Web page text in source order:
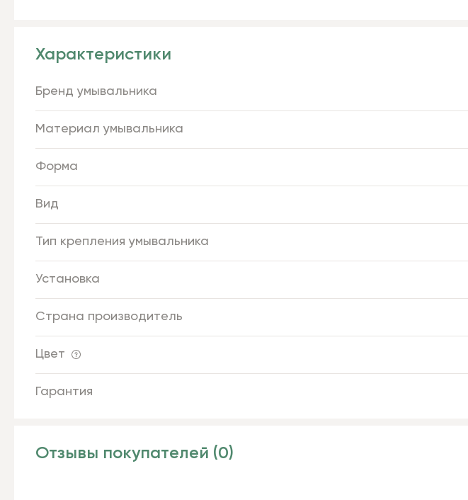
Характеристики
Бренд умывальника
Материал умывальника
Форма
Вид
Тип крепления умывальника
Установка
Страна производитель
Цвет
Гарантия
Отзывы покупателей (0)